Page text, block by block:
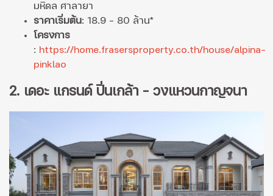
มหิดล ศาลายา
ราคาเริ่มต้น: 18.9 - 80 ล้าน*
โครงการ
: https://home.frasersproperty.co.th/house/alpina-
pinklao
2. เดอะ แกรนด์ ปิ่นเกล้า – วงแหวนกาญจนา